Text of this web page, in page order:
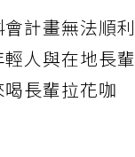
計畫無法順利
人與在地長輩
長輩拉花咖